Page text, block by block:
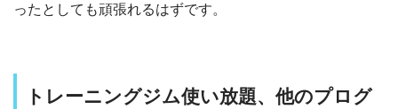
ったとしても頑張れるはずです。
トレーニングジム使い放題、他のプログ